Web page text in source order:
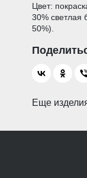
Цвет:
30% светлая
50%).
Еще